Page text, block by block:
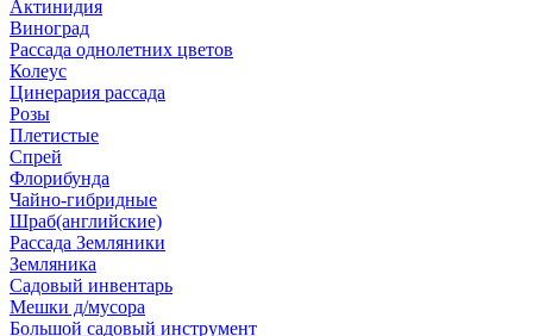
Актинидия
Виноград
Рассада однолетних цветов
Колеус
Цинерария рассада
Розы
Плетистые
Спрей
Флорибунда
Чайно-гибридные
Шраб(английские)
Рассада Земляники
Земляника
Садовый инвентарь
Мешки д/мусора
Большой садовый инструмент